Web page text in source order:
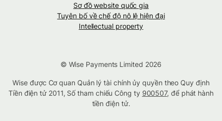
Sơ đồ website quốc gia
Tuyên bố về chế độ nô lệ hiện đại
Intellectual property
© Wise Payments Limited 2026
Wise được Cơ quan Quản lý tài chính ủy quyền theo Quy định
Tiền điện tử 2011, Số tham chiếu Công ty 900507, để phát hành
tiền điện tử.